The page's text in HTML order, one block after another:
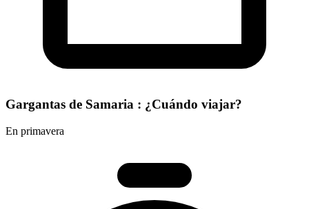
Gargantas de Samaria : ¿Cuándo viajar?
En primavera